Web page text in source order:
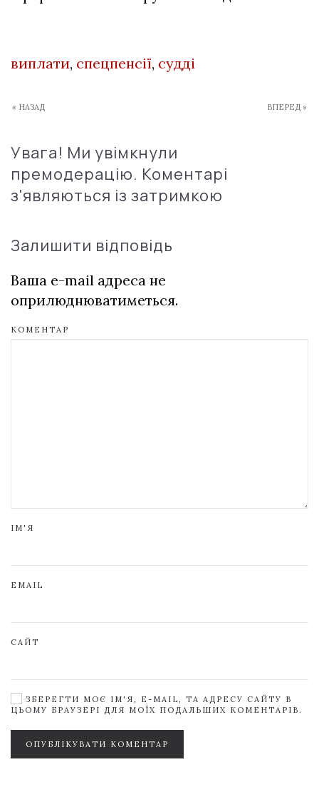
виплати, спецпенсії, судді
« НАЗАД ВПЕРЕД »
Увага! Ми увімкнули
премодерацію. Коментарі
з'являються із затримкою
Залишити відповідь
Ваша e-mail адреса не
оприлюднюватиметься.
КОМЕНТАР
ІМ'Я
EMAIL
САЙТ
ЗБЕРЕГТИ МОЄ ІМ'Я, E-MAIL, ТА АДРЕСУ САЙТУ В
ЦЬОМУ БРАУЗЕРІ ДЛЯ МОЇХ ПОДАЛЬШИХ КОМЕНТАРІВ.
ОПУБЛІКУВАТИ КОМЕНТАР